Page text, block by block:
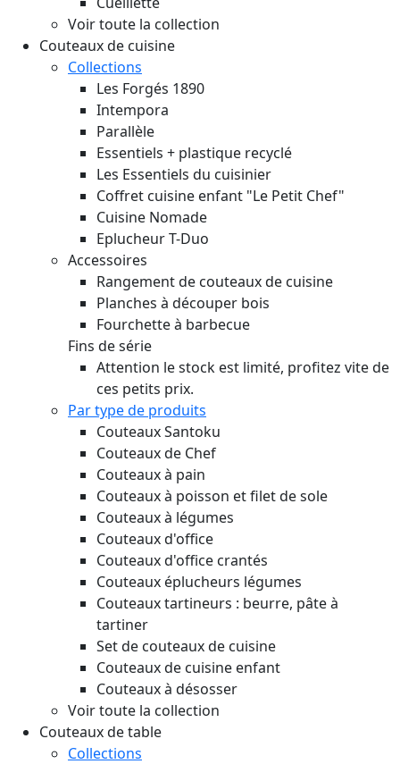
Voir toute la collection
Couteaux de cuisine
Collections
Les Forgés 1890
Intempora
Parallèle
Essentiels + plastique recyclé
Les Essentiels du cuisinier
Coffret cuisine enfant "Le Petit Chef"
Cuisine Nomade
Eplucheur T-Duo
Accessoires
Rangement de couteaux de cuisine
Planches à découper bois
Fourchette à barbecue
Fins de série
Attention le stock est limité, profitez vite de
ces petits prix.
Par type de produits
Couteaux Santoku
Couteaux de Chef
Couteaux à pain
Couteaux à poisson et filet de sole
Couteaux à légumes
Couteaux d'office
Couteaux d'office crantés
Couteaux éplucheurs légumes
Couteaux tartineurs : beurre, pâte à
tartiner
Set de couteaux de cuisine
Couteaux de cuisine enfant
Couteaux à désosser
Voir toute la collection
Couteaux de table
Collections